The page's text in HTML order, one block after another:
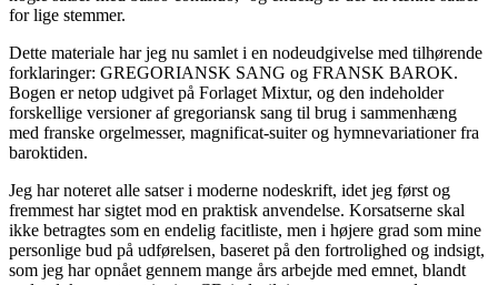
for lige stemmer.
Dette materiale har jeg nu samlet i en nodeudgivelse med tilhørende
forklaringer: GREGORIANSK SANG og FRANSK BAROK.
Bogen er netop udgivet på Forlaget Mixtur, og den indeholder
forskellige versioner af gregoriansk sang til brug i sammenhæng
med franske orgelmesser, magnificat-suiter og hymnevariationer fra
baroktiden.
Jeg har noteret alle satser i moderne nodeskrift, idet jeg først og
fremmest har sigtet mod en praktisk anvendelse. Korsatserne skal
ikke betragtes som en endelig facitliste, men i højere grad som mine
personlige bud på udførelsen, baseret på den fortrolighed og indsigt,
som jeg har opnået gennem mange års arbejde med emnet, blandt